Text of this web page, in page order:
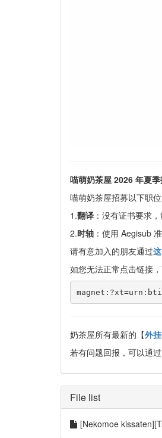
喵萌奶茶屋 2026 年夏
喵萌奶茶屋招募以下职位
1.翻译 ：没有证书要求
2.时轴 ：使用 Aegisub
请有意加入的朋友通过
如您无法正常点击链接
奶茶屋所有最新的【外
若有问题回报，可以通
File list
[Nekomoe